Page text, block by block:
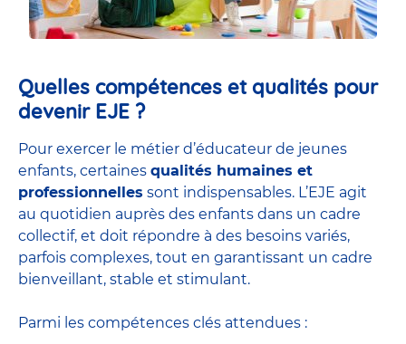
Quelles compétences et qualités pour
devenir EJE ?
Pour exercer le métier d’éducateur de jeunes
enfants, certaines qualités humaines et
professionnelles sont indispensables. L’EJE agit
au quotidien auprès des enfants dans un cadre
collectif, et doit répondre à des besoins variés,
parfois complexes, tout en garantissant un cadre
bienveillant, stable et stimulant.
Parmi les compétences clés attendues :